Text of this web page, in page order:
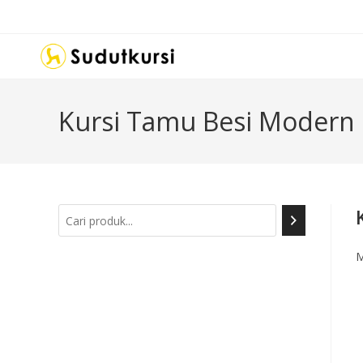
Kursi Tamu Besi Modern